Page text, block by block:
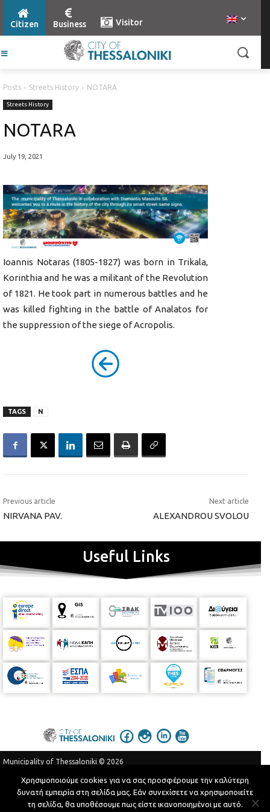
Citizen Business Visitor
Posts Streets History NOTARA
Streets History
NOTARA
July 19, 2021
Ioannis Notaras (1805-1827) was born in Trikala,
Korinthia and he was a militant of the Revolution
of 1821. He took part in numerous battles and he
was killed fighting in the battle of Analatos for
the suppression of the siege of Acropolis.
TAGS N
Previous article
NIRVANA PAV.
Next article
ALEXANDROU SVOLOU
Useful Links
Municipality of Thessaloniki © 2026
Terms of Use
Privacy Policy
Telephone Catalog
Χρησιμοποιούμε cookies για να σας προσφέρουμε την καλύτερη
δυνατή εμπειρία στη σελίδα μας. Εάν συνεχίσετε να χρησιμοποιείτε
τη σελίδα, θα υποθέσουμε πως είστε ικανοποιημένοι με αυτό.